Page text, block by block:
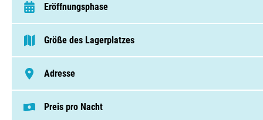
Eröffnungsphase
van 15 Mai t/m 21 September
Größe des Lagerplatzes
75 - 250 Pitches
Adresse
Courounba , 05120, Les Vigneaux
Preis pro Nacht